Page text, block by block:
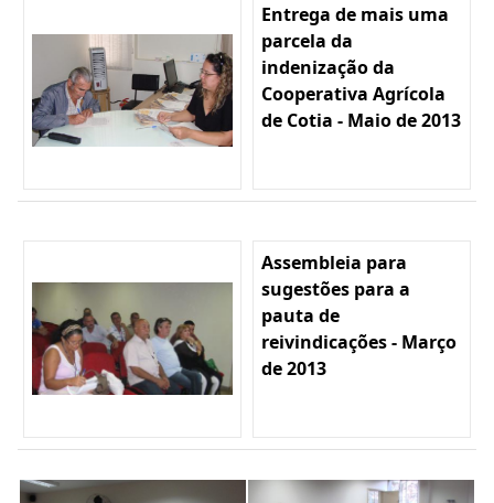
Entrega de mais uma
parcela da
indenização da
Cooperativa Agrícola
de Cotia - Maio de 2013
Assembleia para
sugestões para a
pauta de
reivindicações - Março
de 2013